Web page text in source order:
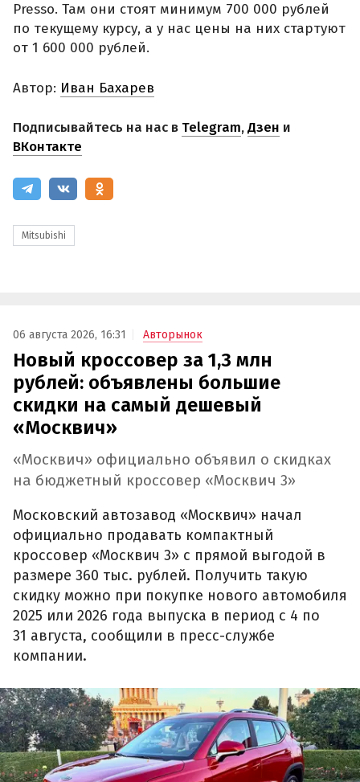
Presso. Там они стоят минимум 700 000 рублей
по текущему курсу, а у нас цены на них стартуют
от 1 600 000 рублей.
Автор: Иван Бахарев
Подписывайтесь на нас в Telegram,Дзен и
ВКонтакте
Mitsubishi
06 августа 2026, 16:31 Авторынок
Новый кроссовер за 1,3 млн
рублей: объявлены большие
скидки на самый дешевый
«Москвич»
«Москвич» официально объявил о скидках
на бюджетный кроссовер «Москвич 3»
Московский автозавод «Москвич» начал
официально продавать компактный
кроссовер «Москвич 3» с прямой выгодой в
размере 360 тыс. рублей. Получить такую
скидку можно при покупке нового автомобиля
2025 или 2026 года выпуска в период с 4 по
31 августа, сообщили в пресс-службе
компании.